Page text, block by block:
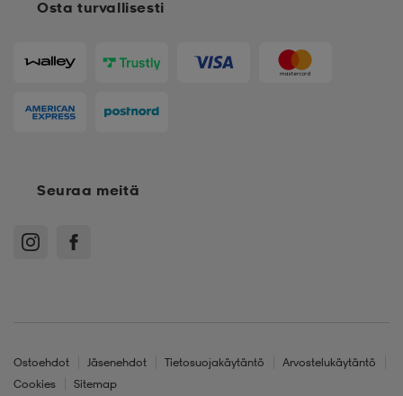
Osta turvallisesti
Seuraa meitä
Ostoehdot Jäsenehdot Tietosuojakäytäntö
Arvostelukäytäntö
Cookies
Sitemap